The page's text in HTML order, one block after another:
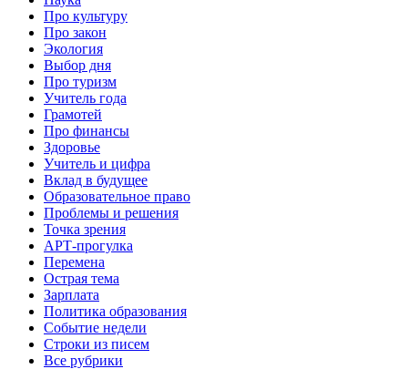
Про культуру
Про закон
Экология
Выбор дня
Про туризм
Учитель года
Грамотей
Про финансы
Здоровье
Учитель и цифра
Вклад в будущее
Образовательное право
Проблемы и решения
Точка зрения
АРТ-прогулка
Перемена
Острая тема
Зарплата
Политика образования
Событие недели
Строки из писем
Все рубрики